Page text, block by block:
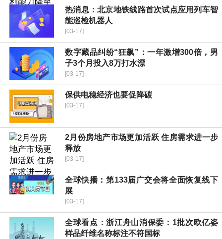
热消息：北京地铁线路首次试点应用列车智
能巡检机器人
[03-17]
数字藏品纠纷“狂飙”：一年激增300倍，男
子3个月投入8万打水漂
[03-17]
保供电稳经济也要促降碳
[03-17]
2月份房地产市场更加活跃 住房需求进一步
释放
[03-17]
全球快播：第133届广交会将全面恢复线下
展
[03-17]
全球看点：浙江舟山消保委：1批次欧亿姿
样品纤维名称标注不符国标